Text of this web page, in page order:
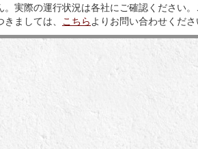
。実際の運行状況は各社にご確認ください
ましては、
こちら よりお問い合わせくださ